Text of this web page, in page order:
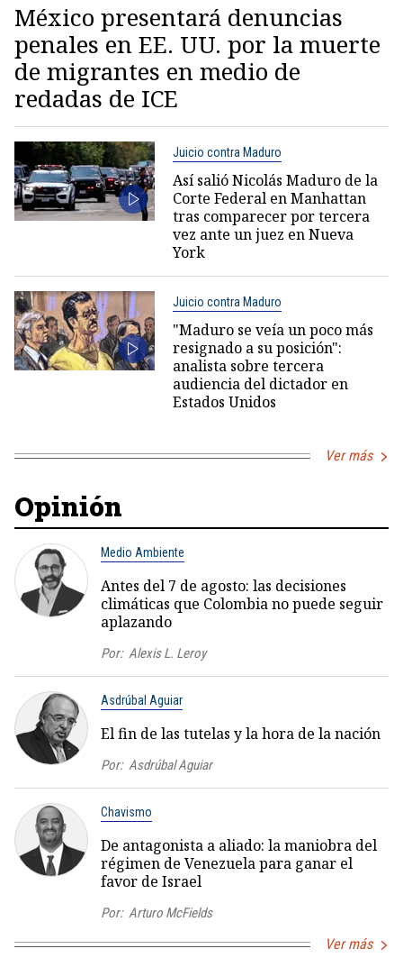
México presentará denuncias
penales en EE. UU. por la muerte
de migrantes en medio de
redadas de ICE
Juicio contra Maduro
Así salió Nicolás Maduro de la
Corte Federal en Manhattan
tras comparecer por tercera
vez ante un juez en Nueva
York
Juicio contra Maduro
"Maduro se veía un poco más
resignado a su posición":
analista sobre tercera
audiencia del dictador en
Estados Unidos
Ver más
Opinión
Medio Ambiente
Antes del 7 de agosto: las decisiones
climáticas que Colombia no puede seguir
aplazando
Por: Alexis L. Leroy
Asdrúbal Aguiar
El fin de las tutelas y la hora de la nación
Por: Asdrúbal Aguiar
Chavismo
De antagonista a aliado: la maniobra del
régimen de Venezuela para ganar el
favor de Israel
Por: Arturo McFields
Ver más